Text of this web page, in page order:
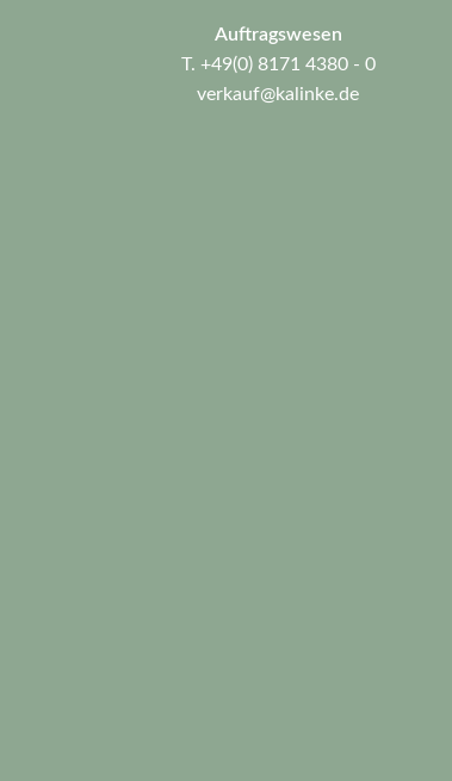
Auftragswesen
T. +49(0) 8171 4380 - 0
verkauf@kalinke.de